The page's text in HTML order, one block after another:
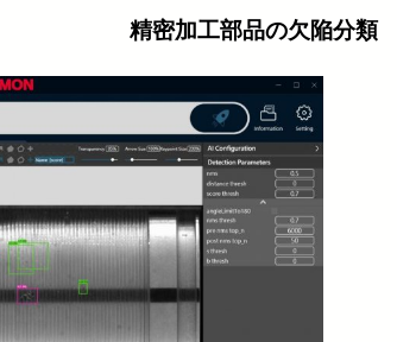
精密加工部品の欠陥分類